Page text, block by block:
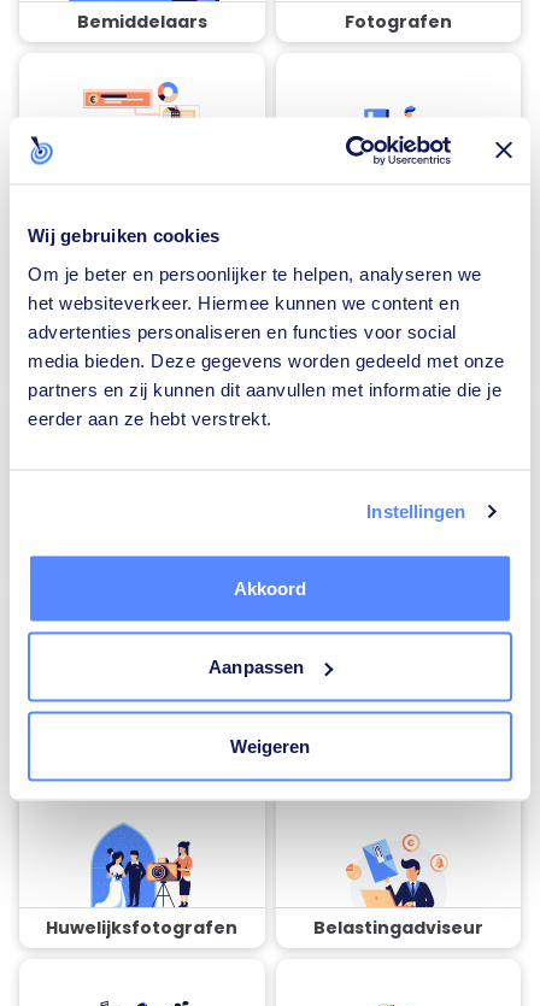
Wij gebruiken cookies
Om je beter en persoonlijker te helpen, analyseren we
het websiteverkeer. Hiermee kunnen we content en
advertenties personaliseren en functies voor social
media bieden. Deze gegevens worden gedeeld met onze
partners en zij kunnen dit aanvullen met informatie die je
eerder aan ze hebt verstrekt.
Instellingen
Akkoord
Aanpassen
Weigeren
Bemiddelaars Fotografen
Traiteurs Loodgieters
installateurs
installateurs
Huwelijksfotografen Belastingadviseur